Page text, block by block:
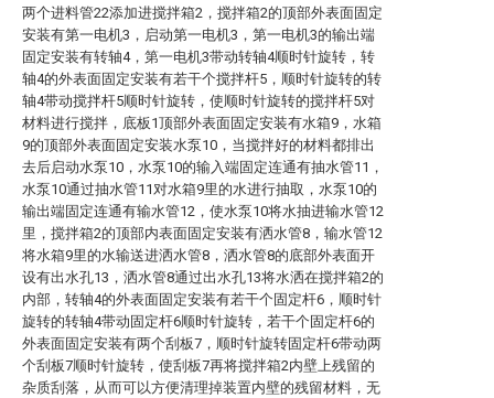
两个进料管22添加进搅拌箱2，搅拌箱2的顶部外表面固定
安装有第一电机3，启动第一电机3，第一电机3的输出端
固定安装有转轴4，第一电机3带动转轴4顺时针旋转，转
轴4的外表面固定安装有若干个搅拌杆5，顺时针旋转的转
轴4带动搅拌杆5顺时针旋转，使顺时针旋转的搅拌杆5对
材料进行搅拌，底板1顶部外表面固定安装有水箱9，水箱
9的顶部外表面固定安装水泵10，当搅拌好的材料都排出
去后启动水泵10，水泵10的输入端固定连通有抽水管11，
水泵10通过抽水管11对水箱9里的水进行抽取，水泵10的
输出端固定连通有输水管12，使水泵10将水抽进输水管12
里，搅拌箱2的顶部内表面固定安装有洒水管8，输水管12
将水箱9里的水输送进洒水管8，洒水管8的底部外表面开
设有出水孔13，洒水管8通过出水孔13将水洒在搅拌箱2的
内部，转轴4的外表面固定安装有若干个固定杆6，顺时针
旋转的转轴4带动固定杆6顺时针旋转，若干个固定杆6的
外表面固定安装有两个刮板7，顺时针旋转固定杆6带动两
个刮板7顺时针旋转，使刮板7再将搅拌箱2内壁上残留的
杂质刮落，从而可以方便清理掉装置内壁的残留材料，无